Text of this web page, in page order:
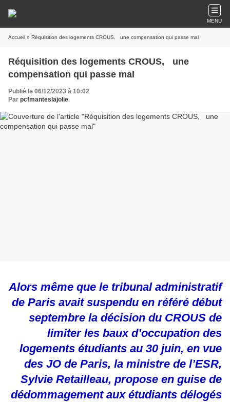
MENU
Accueil » Réquisition des logements CROUS, une compensation qui passe mal
Réquisition des logements CROUS, une
compensation qui passe mal
Publié le 06/12/2023 à 10:02
Par pcfmanteslajolie
Alors même que le tribunal administratif
de Paris avait suspendu en référé début
septembre la décision du CROUS de
limiter les baux d’occupation des
logements étudiants au 30 juin, en vue
des JO de Paris, la ministre de l’ESR,
Sylvie Retailleau, propose en guise de
dédommagement aux étudiants délogés